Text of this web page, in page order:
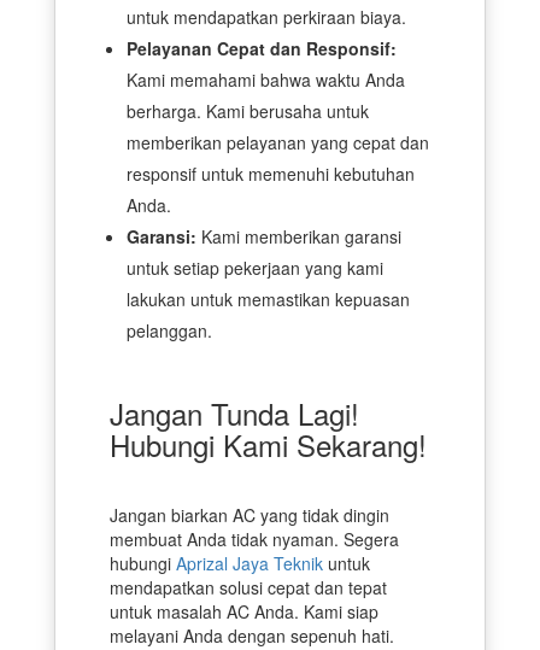
untuk mendapatkan perkiraan biaya.
Pelayanan Cepat dan Responsif:
Kami memahami bahwa waktu Anda
berharga. Kami berusaha untuk
memberikan pelayanan yang cepat dan
responsif untuk memenuhi kebutuhan
Anda.
Garansi: Kami memberikan garansi
untuk setiap pekerjaan yang kami
lakukan untuk memastikan kepuasan
pelanggan.
Jangan Tunda Lagi!
Hubungi Kami Sekarang!
Jangan biarkan AC yang tidak dingin
membuat Anda tidak nyaman. Segera
hubungi Aprizal Jaya Teknikuntuk
mendapatkan solusi cepat dan tepat
untuk masalah AC Anda. Kami siap
melayani Anda dengan sepenuh hati.